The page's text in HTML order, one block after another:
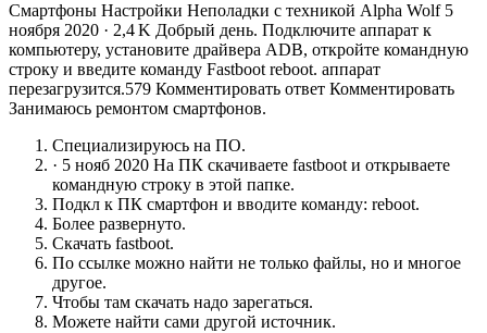
Смартфоны Настройки Неполадки с техникой Alpha Wolf 5
ноября 2020 · 2,4 K Добрый день. Подключите аппарат к
компьютеру, установите драйвера ADB, откройте командную
строку и введите команду Fastboot reboot. аппарат
перезагрузится.579 Комментировать ответ Комментировать
Занимаюсь ремонтом смартфонов.
Специализируюсь на ПО.
· 5 нояб 2020 На ПК скачиваете fastboot и открываете
командную строку в этой папке.
Подкл к ПК смартфон и вводите команду: reboot.
Более развернуто.
Скачать fastboot.
По ссылке можно найти не только файлы, но и многое
другое.
Чтобы там скачать надо зарегаться.
Можете найти сами другой источник.